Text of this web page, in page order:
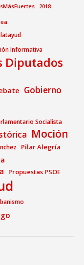
2018
Informativa
Diputados
Gobierno
Socialista
Moción
Pilar Alegría
Propuestas PSOE